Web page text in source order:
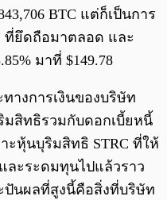
BTC แต่ก็เป็นการ
ที่ยึดถือมาตลอด และ
มาที่ $149.78
างการเงินของบริษัท
มสิทธิรวมกับดอกเบี้ยหนี้
ะหุ้นบุริมสิทธิ STRC ที่ให้
ละระดมทุนไปแล้วราว
ปันผลที่สูงนี้คือสิ่งที่บริษัท